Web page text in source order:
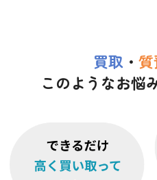
買取 ・ 質
このようなお悩